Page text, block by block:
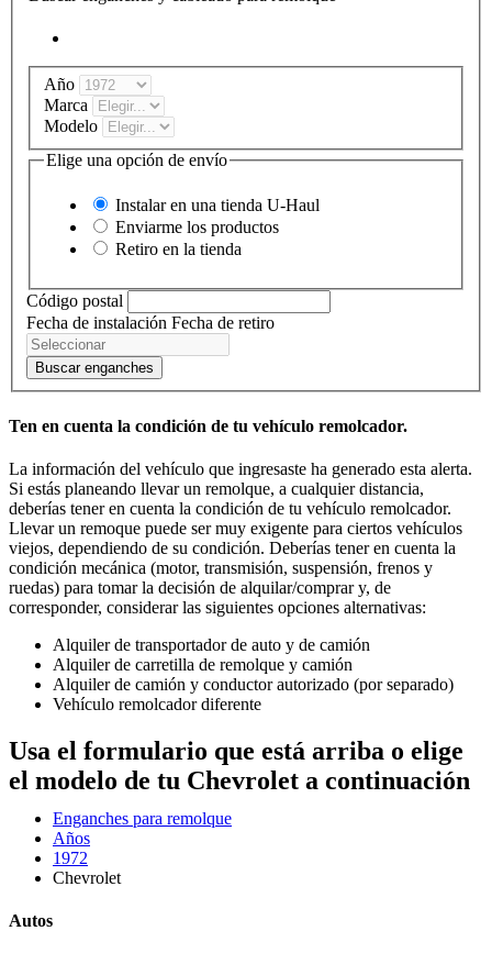
Año
Marca
Modelo
Elige una opción de envío
Instalar en una tienda U-Haul
Enviarme los productos
Retiro en la tienda
Código postal
Fecha de instalación Fecha de retiro
Buscar enganches
Ten en cuenta la condición de tu vehículo remolcador.
La información del vehículo que ingresaste ha generado esta alerta.
Si estás planeando llevar un remolque, a cualquier distancia,
deberías tener en cuenta la condición de tu vehículo remolcador.
Llevar un remoque puede ser muy exigente para ciertos vehículos
viejos, dependiendo de su condición. Deberías tener en cuenta la
condición mecánica (motor, transmisión, suspensión, frenos y
ruedas) para tomar la decisión de alquilar/comprar y, de
corresponder, considerar las siguientes opciones alternativas:
Alquiler de transportador de auto y de camión
Alquiler de carretilla de remolque y camión
Alquiler de camión y conductor autorizado (por separado)
Vehículo remolcador diferente
Usa el formulario que está arriba o elige
el modelo de tu Chevrolet a continuación
Enganches para remolque
Años
1972
Chevrolet
Autos